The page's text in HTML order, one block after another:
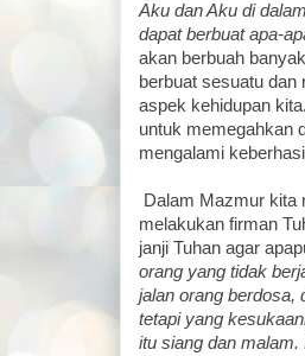
Aku dan Aku di
dapat berbuat apa-
akan berbuah
berbuat sesuatu dan
aspek kehidupan
untuk memegahkan
mengalami
Dalam Mazmur kita
melakukan firman
janji Tuhan agar
orang yang tidak
jalan orang berdosa,
tetapi yang
itu siang dan malam.